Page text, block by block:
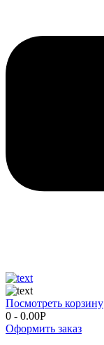
Посмотреть корзину
0 - 0.00Р
Оформить заказ